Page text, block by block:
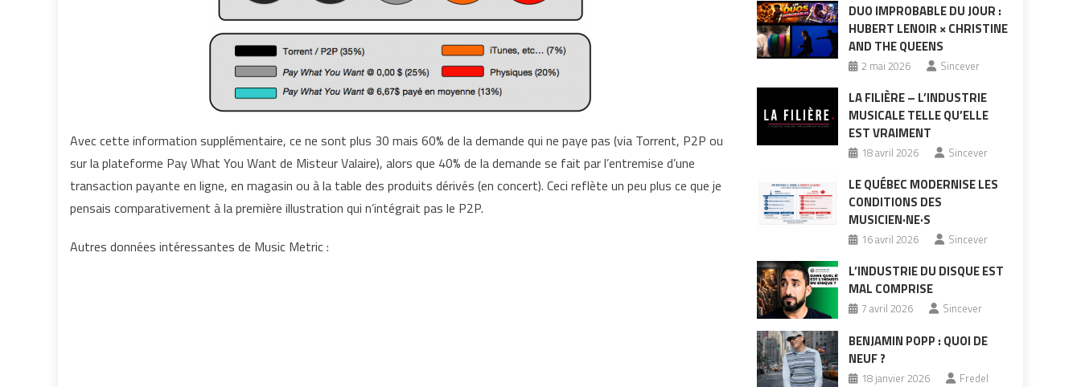
Avec cette information supplémentaire, ce ne sont plus 30 mais 60% de la demande qui ne paye pas (via Torrent, P2P ou
sur la plateforme Pay What You Want de Misteur Valaire), alors que 40% de la demande se fait par l’entremise d’une
transaction payante en ligne, en magasin ou à la table des produits dérivés (en concert). Ceci reflète un peu plus ce que je
pensais comparativement à la première illustration qui n’intégrait pas le P2P.
Autres données intéressantes de Music Metric :
DUO IMPROBABLE DU JOUR :
HUBERT LENOIR × CHRISTINE
AND THE QUEENS
2 mai 2026 Sincever
LA FILIÈRE – L’INDUSTRIE
MUSICALE TELLE QU’ELLE
EST VRAIMENT
18 avril 2026 Sincever
LE QUÉBEC MODERNISE LES
CONDITIONS DES
MUSICIEN·NE·S
16 avril 2026 Sincever
L’INDUSTRIE DU DISQUE EST
MAL COMPRISE
7 avril 2026 Sincever
BENJAMIN POPP : QUOI DE
NEUF ?
18 janvier 2026 Fredel